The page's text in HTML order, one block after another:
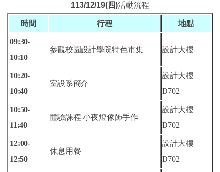
113/12/19(四)活動流程
時間 行程 地點
09:30-
10:10
參觀校園設計學院特色市集 設計大樓
10:20-
10:40
室設系簡介
設計大樓
D702
10:50-
11:40
體驗課程-小夜燈傢飾手作
設計大樓
D702
12:00-
12:50
休息用餐
設計大樓
D702